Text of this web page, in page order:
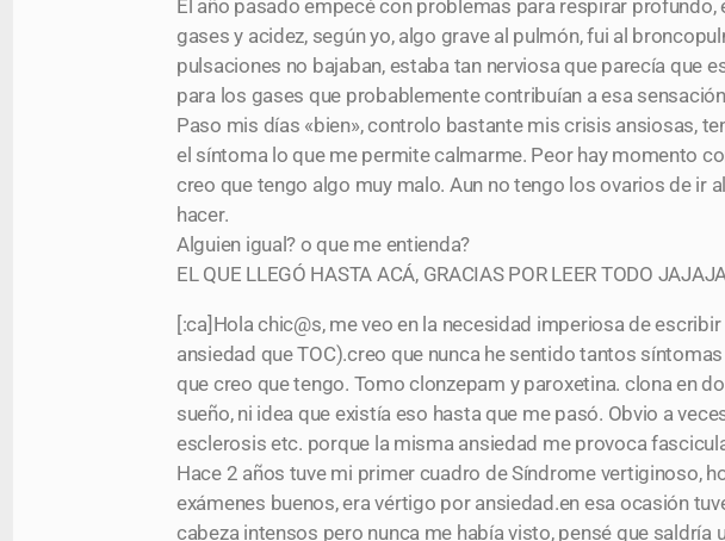
El año pasado empecé con problemas para respirar
gases y acidez, según yo, algo grave al pulmón, fui al
pulsaciones no bajaban, estaba tan nerviosa que parecía que
para los gases que probablemente contribuían a esa
Paso mis días «bien», controlo bastante mis crisis ansiosas,
el síntoma lo que me permite calmarme. Peor hay momento
creo que tengo algo muy malo. Aun no tengo los ovarios de ir
hacer.
Alguien igual? o que me entienda?
EL QUE LLEGÓ HASTA ACÁ, GRACIAS POR LEER TODO
[:ca]Hola chic@s, me veo en la necesidad imperiosa de
ansiedad que TOC).creo que nunca he sentido tantos
que creo que tengo. Tomo clonzepam y paroxetina. clona en
sueño, ni idea que existía eso hasta que me pasó. Obvio a
esclerosis etc. porque la misma ansiedad me provoca
Hace 2 años tuve mi primer cuadro de Síndrome vertiginoso,
exámenes buenos, era vértigo por ansiedad.en esa ocasión
cabeza intensos pero nunca me había visto, pensé que